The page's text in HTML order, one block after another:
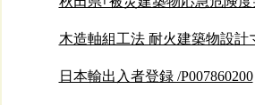
木造軸組工法 耐火建築物設
日本輸出入者登録 /P007860200